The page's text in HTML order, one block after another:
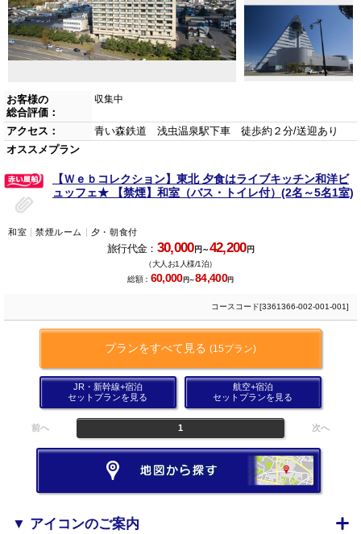
お客様の
総合評価：
収集中
アクセス：
青い森鉄道 浅虫温泉駅下車 徒歩約２分/送迎あり
オススメプラン
【Ｗｅｂコレクション】東北 夕食はライブキッチン和洋ビ
ュッフェ★ 【禁煙】和室（バス・トイレ付）(2名～5名1室)
和室 禁煙ルーム 夕・朝食付
旅行代金： 30,000円～42,200円
（大人お1人様/1泊）
総額： 60,000円～84,400円
コースコード[3361366-002-001-001]
プランをすべて見る (15プラン)
JR・新幹線+宿泊
セットプランを見る
航空+宿泊
セットプランを見る
前へ 1 次へ
▼ アイコンのご案内